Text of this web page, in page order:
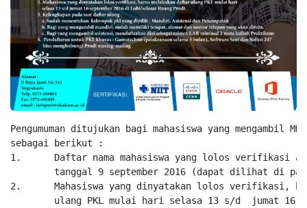
Pengumuman ditujukan bagi mahasiswa yang
sebagai berikut :
1.	Daftar nama mahasiswa yang lolos verifikasi akan diumumkan hari jumat
tanggal 9 september 2016 (dapat dilihat di
2.	Mahasiswa yang dinyatakan lolos verifikasi, harus melakukan daftar
ulang PKL mulai hari selasa 13 s/d  jumat 16